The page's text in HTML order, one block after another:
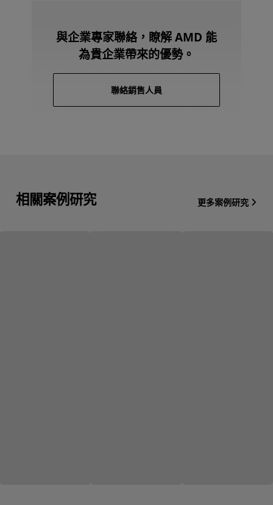
與企業專家聯絡，瞭解 AMD 能
為貴企業帶來的優勢。
聯絡銷售人員
相關案例研究 更多案例研究